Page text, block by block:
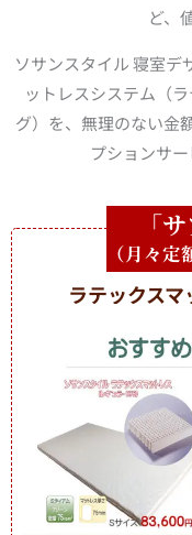
ど、
ソサンスタイル 寝室デ
ットレスシステム（
グ）を、無理のない金
プションサ
「
（月々定
ラテックス